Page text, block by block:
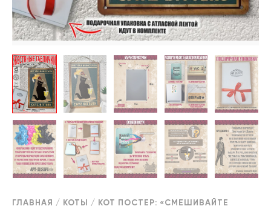
ГЛАВНАЯ / КОТЫ
/ КОТ ПОСТЕР: «СМЕШИВАЙТЕ